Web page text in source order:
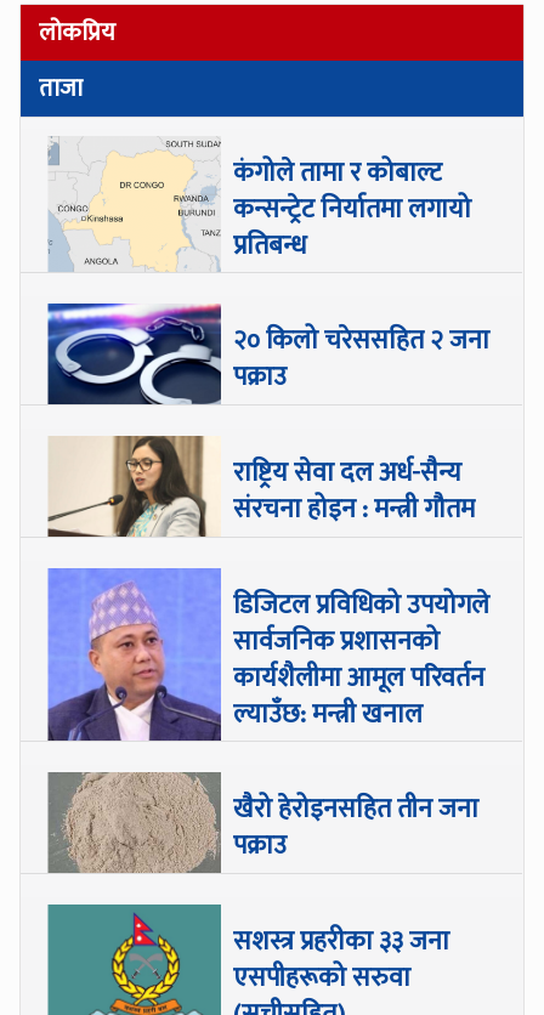
लोकप्रिय
ताजा
कंगोले तामा र कोबाल्ट
कन्सन्ट्रेट निर्यातमा लगायो
प्रतिबन्ध
२० किलो चरेससहित २ जना
पक्राउ
राष्ट्रिय सेवा दल अर्ध-सैन्य
संरचना होइन : मन्त्री गौतम
डिजिटल प्रविधिको उपयोगले
सार्वजनिक प्रशासनको
कार्यशैलीमा आमूल परिवर्तन
ल्याउँछ: मन्त्री खनाल
खैरो हेरोइनसहित तीन जना
पक्राउ
सशस्त्र प्रहरीका ३३ जना
एसपीहरूको सरुवा